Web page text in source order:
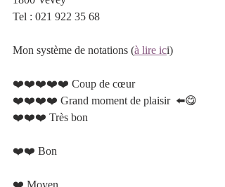
Tel : 021 922 35 68
Mon système de notations (à lire ici)
❤️❤️❤️❤️ Grand moment de plaisir  ⬅️😋
❤️❤️❤️ Très bon
❤️❤️ Bon